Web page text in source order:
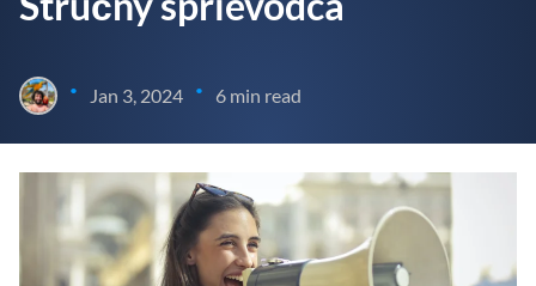
• Jan 3, 2024 • 6 min read